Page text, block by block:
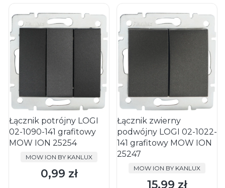
Łącznik potrójny LOGI
02-1090-141 grafitowy
MOW ION 25254
PRODUCENT
MOW ION BY KANLUX
Cena
0,99 zł
Łącznik zwierny
podwójny LOGI 02-1022-
141 grafitowy MOW ION
25247
PRODUCENT
MOW ION BY KANLUX
Cena
15,99 zł